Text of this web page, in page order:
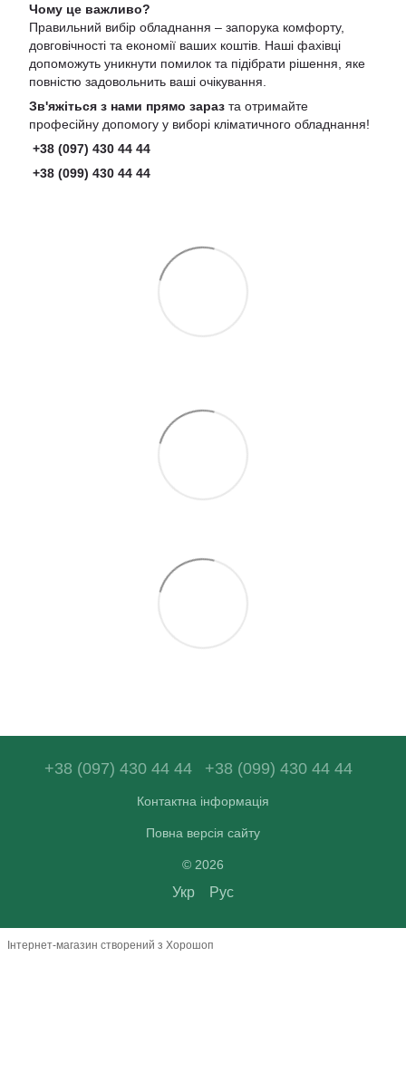
Чому це важливо?
Правильний вибір обладнання – запорука комфорту,
довговічності та економії ваших коштів. Наші фахівці
допоможуть уникнути помилок та підібрати рішення, яке
повністю задовольнить ваші очікування.
Зв'яжіться з нами прямо зараз та отримайте
професійну допомогу у виборі кліматичного обладнання!
+38 (097) 430 44 44
+38 (099) 430 44 44
+38 (097) 430 44 44 +38 (099) 430 44 44
Контактна інформація
Повна версія сайту
© 2026
Укр Рус
Інтернет-магазин створений з Хорошоп